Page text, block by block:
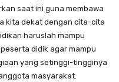
saat ini guna membawa
kita dekat dengan cita-cita
haruslah mampu
didik agar mampu
yang setinggi-tingginya
masyarakat.